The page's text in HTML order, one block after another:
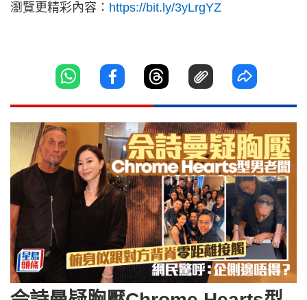
瀏覽更精彩內容： https://bit.ly/3yLrgYZ